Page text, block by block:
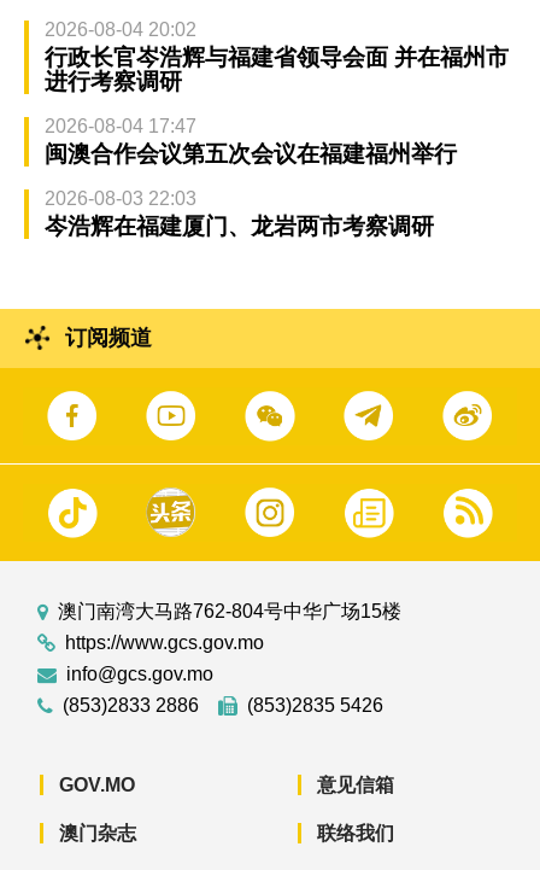
2026-08-04 20:02
行政长官岑浩辉与福建省领导会面 并在福州市
进行考察调研
2026-08-04 17:47
闽澳合作会议第五次会议在福建福州举行
2026-08-03 22:03
岑浩辉在福建厦门、龙岩两市考察调研
订阅频道
澳门南湾大马路762-804号中华广场15楼
https://www.gcs.gov.mo
info@gcs.gov.mo
(853)2833 2886
(853)2835 5426
GOV.MO
澳门杂志
意见信箱
联络我们